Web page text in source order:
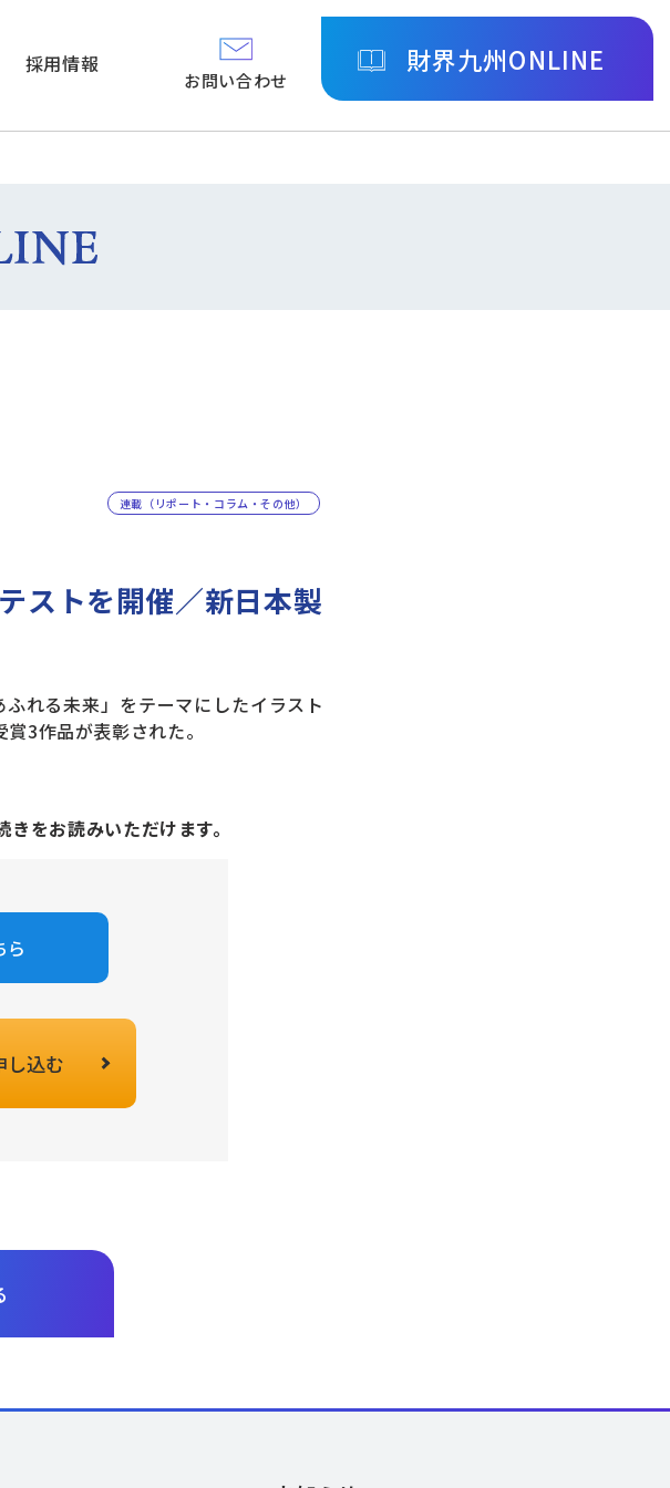
採用情報
お問い合わせ
財界九州ONLINE
連載（リポート・コラム・その他）
ストを開催／新日本製
れる未来」をテーマにしたイラスト
3作品が表彰された。
きをお読みいただけます。
ら
し込む